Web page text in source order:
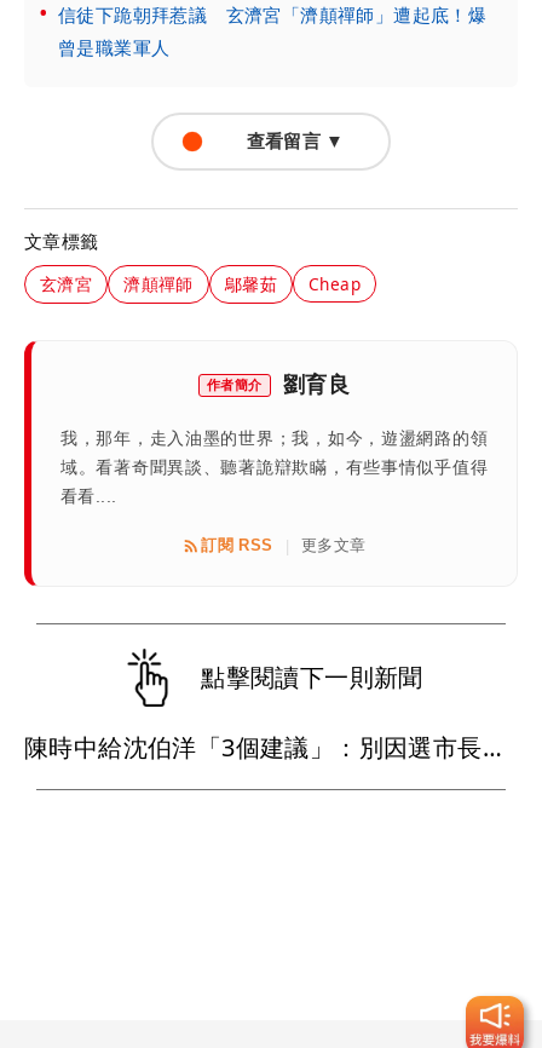
信徒下跪朝拜惹議 玄濟宮「濟顛禪師」遭起底！爆
曾是職業軍人
查看留言 ▼
文章標籤
玄濟宮 濟顛禪師 鄔馨茹 Cheap
作者簡介 劉育良
我，那年，走入油墨的世界；我，如今，遊盪網路的領
域。看著奇聞異談、聽著詭辯欺瞞，有些事情似乎值得
看看....
訂閱 RSS | 更多文章
點擊閱讀下一則新聞
陳時中給沈伯洋「3個建議」：別因選市長變猙獰，否則就跟對手一樣